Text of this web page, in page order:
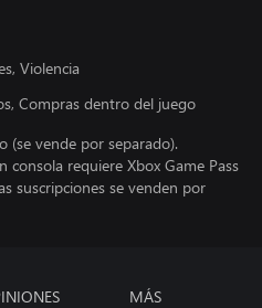
Violencia
Compras dentro del juego
(se vende por separado).
requiere Xbox Game Pass
suscripciones se venden por
MÁS